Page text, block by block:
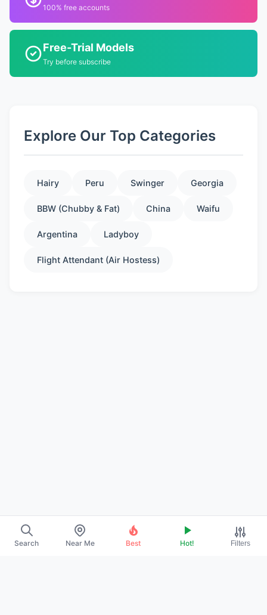
100% free accounts
Free-Trial Models
Try before subscribe
Explore Our Top Categories
Hairy Peru Swinger Georgia
BBW (Chubby & Fat) China Waifu
Argentina Ladyboy
Flight Attendant (Air Hostess)
Search Near Me Best Hot! Filters
About Us